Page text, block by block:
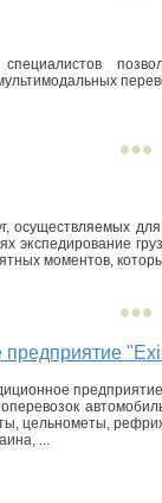
осуществляемых
экспедирование
моментов,
предприятие
цельнометы,
...